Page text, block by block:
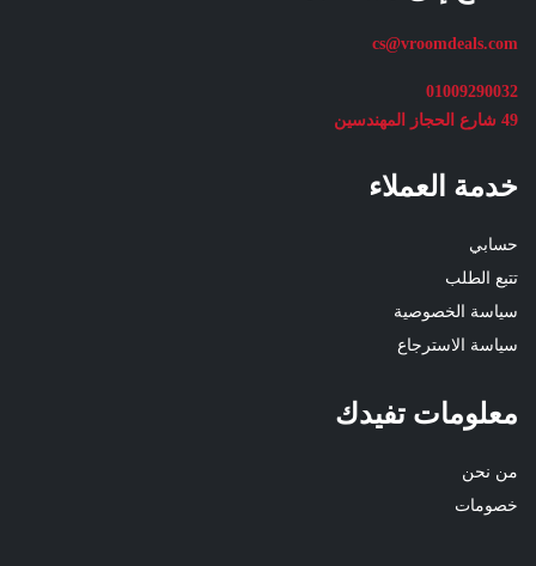
cs@vroomdeals.com
01009290032
49 شارع الحجاز المهندسين
خدمة العملاء
حسابي
تتبع الطلب
سياسة الخصوصية
سياسة الاسترجاع
معلومات تفيدك
من نحن
خصومات